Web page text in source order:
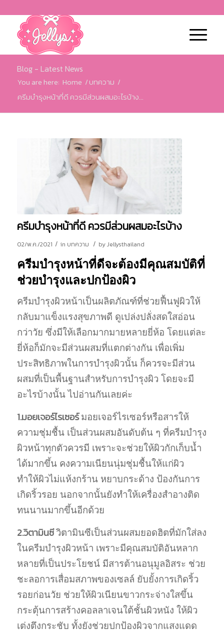
Blog - Latest News
You are here: Home /บทความ /
ครีมบำรุงหน้าที่ดี ควรมีส่วนผสมอะไรบ้าง...
ครีมบำรุงหน้าที่ดี ควรมีส่วนผสมอะไรบ้าง
02/พ.ค./2021 / in บทความ / byJellysthailand
ครีมบำรุงหน้าที่ดีจะต้องมีคุณสมบัติที่
ช่วยบำรุงและปกป้องผิว
ครีมบำรุงผิวหน้าเป็นผลิตภัณฑ์ที่ช่วยฟื้นฟูผิวให้
กลับมาแข็งแรงสุขภาพดี ดูเปล่งปลั่งสดใสอ่อน
กว่าวัย ซึ่งมีให้เลือกมากมายหลายยี่ห้อ โดยแต่ละ
ยี่ห้อก็มักจะมีส่วนผสมที่แตกต่างกัน เพื่อเพิ่ม
ประสิทธิภาพในการบำรุงผิวนั้น ก็ควรจะมีส่วน
ผสมที่เป็นพื้นฐานสำหรับการบำรุงผิว โดยจะมี
อะไรบ้างนั้น ไปอ่านกันเลยค่ะ
1.มอยเจอร์ไรเซอร์มอยเจอร์ไรเซอร์หรือสารให้
ความชุ่มชื้น เป็นส่วนผสมอันดับต้น ๆ ที่ครีมบำรุง
ผิวหน้าทุกตัวควรมี เพราะจะช่วยให้ผิวกักเก็บน้ำ
ได้มากขึ้น คงความเนียนนุ่มชุ่มชื้นให้แก่ผิว
ทำให้ผิวไม่แห้งกร้าน หยาบกระด้าง ป้องกันการ
เกิดริ้วรอย นอกจากนั้นยังทำให้เครื่องสำอางติด
ทนนานมากขึ้นอีกด้วย
2.วิตามินซีวิตามินซีเป็นส่วนผสมยอดฮิตที่มักใส่ลง
ในครีมบำรุงผิวหน้า เพราะมีคุณสมบัติอันหลาก
หลายที่เป็นประโยชน์ มีสารต้านอนุมูลอิสระ ช่วย
ชะลอการเสื่อมสภาพของเซลล์ ยับยั้งการเกิดริ้ว
รอยก่อนวัย ช่วยให้ผิวเนียนขาวกระจ่างใสขึ้น
กระตุ้นการสร้างคอลลาเจนใต้ชั้นผิวหนัง ให้ผิว
เต่งตึงกระชับ ทั้งยังช่วยปกป้องผิวจากแสงแดด